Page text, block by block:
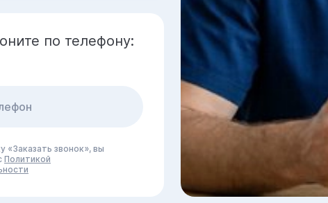
по телефону:
«Заказать звонок», вы
Политикой